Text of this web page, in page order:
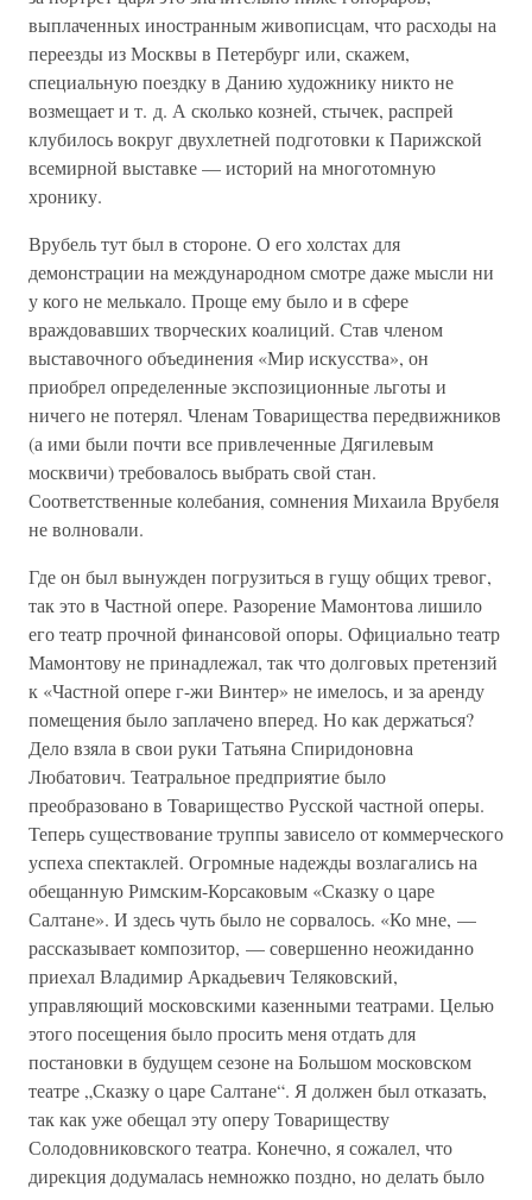
выплаченных иностранным живописцам, что расходы на
переезды из Москвы в Петербург или, скажем,
специальную поездку в Данию художнику никто не
возмещает и т. д. А сколько козней, стычек, распрей
клубилось вокруг двухлетней подготовки к Парижской
всемирной выставке — историй на многотомную
хронику.
Врубель тут был в стороне. О его холстах для
демонстрации на международном смотре даже мысли ни
у кого не мелькало. Проще ему было и в сфере
враждовавших творческих коалиций. Став членом
выставочного объединения «Мир искусства», он
приобрел определенные экспозиционные льготы и
ничего не потерял. Членам Товарищества передвижников
(а ими были почти все привлеченные Дягилевым
москвичи) требовалось выбрать свой стан.
Соответственные колебания, сомнения Михаила Врубеля
не волновали.
Где он был вынужден погрузиться в гущу общих тревог,
так это в Частной опере. Разорение Мамонтова лишило
его театр прочной финансовой опоры. Официально театр
Мамонтову не принадлежал, так что долговых претензий
к «Частной опере г-жи Винтер» не имелось, и за аренду
помещения было заплачено вперед. Но как держаться?
Дело взяла в свои руки Татьяна Спиридоновна
Любатович. Театральное предприятие было
преобразовано в Товарищество Русской частной оперы.
Теперь существование труппы зависело от коммерческого
успеха спектаклей. Огромные надежды возлагались на
обещанную Римским-Корсаковым «Сказку о царе
Салтане». И здесь чуть было не сорвалось. «Ко мне, —
рассказывает композитор, — совершенно неожиданно
приехал Владимир Аркадьевич Теляковский,
управляющий московскими казенными театрами. Целью
этого посещения было просить меня отдать для
постановки в будущем сезоне на Большом московском
театре „Сказку о царе Салтане“. Я должен был отказать,
так как уже обещал эту оперу Товариществу
Солодовниковского театра. Конечно, я сожалел, что
дирекция додумалась немножко поздно, но делать было